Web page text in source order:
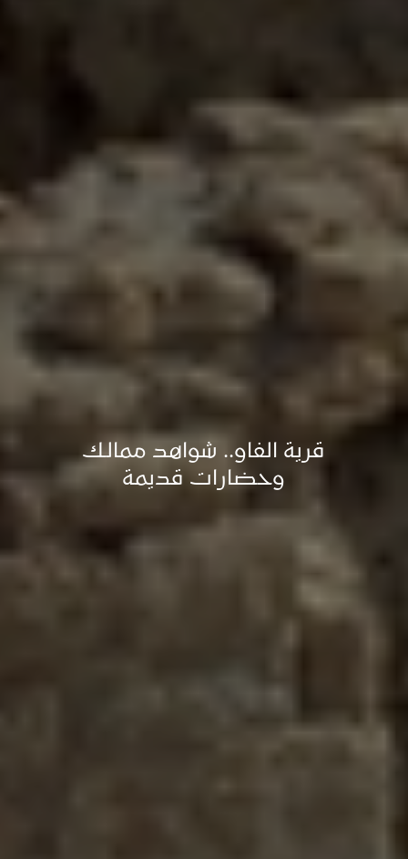
قرية الفاو.. شواهد ممالك
وحضارات قديمة